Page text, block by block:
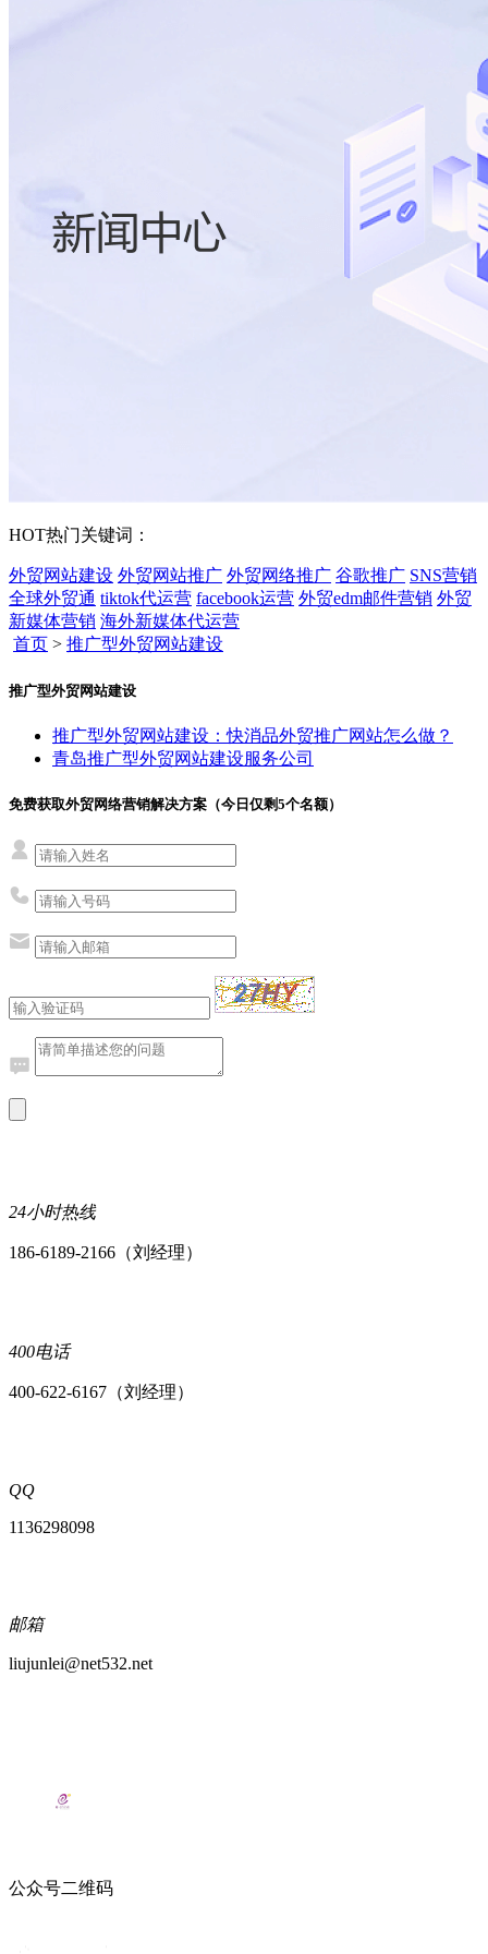
HOT热门关键词：
外贸网站建设 外贸网站推广 外贸网络推广 谷歌推广 SNS营销
全球外贸通 tiktok代运营 facebook运营 外贸edm邮件营销 外贸
新媒体营销 海外新媒体代运营
首页 > 推广型外贸网站建设
推广型外贸网站建设
推广型外贸网站建设：快消品外贸推广网站怎么做？
青岛推广型外贸网站建设服务公司
免费获取外贸网络营销解决方案（今日仅剩5个名额）
24小时热线
186-6189-2166（刘经理）
400电话
400-622-6167（刘经理）
QQ
1136298098
邮箱
liujunlei@net532.net
公众号二维码